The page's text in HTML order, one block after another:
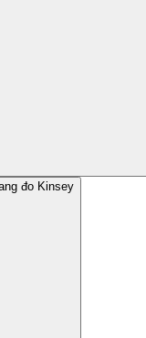
đo Kinsey